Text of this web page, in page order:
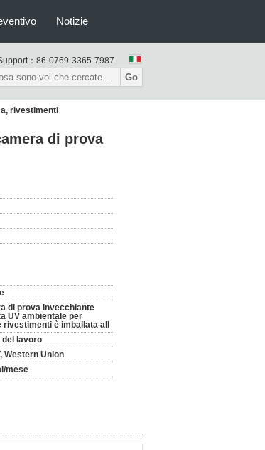
Notizie
： 86-0769-3365-7987
Go
rivestimenti
di prova
di prova invecchiante
UV ambientale per
rivestimenti è imballata all
del lavoro
Western Union
mese